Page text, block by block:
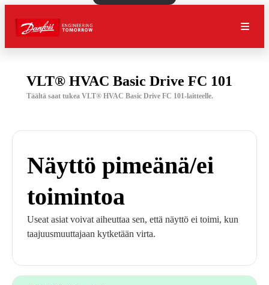
VLT® HVAC Basic Drive FC 101
Täältä saat tukea VLT® HVAC Basic Drive FC 101-laitteelle.
Näyttö pimeänä/ei
toimintoa
Useat asiat voivat aiheuttaa sen, että näyttö ei toimi, kun
taajuusmuuttajaan kytketään virta.